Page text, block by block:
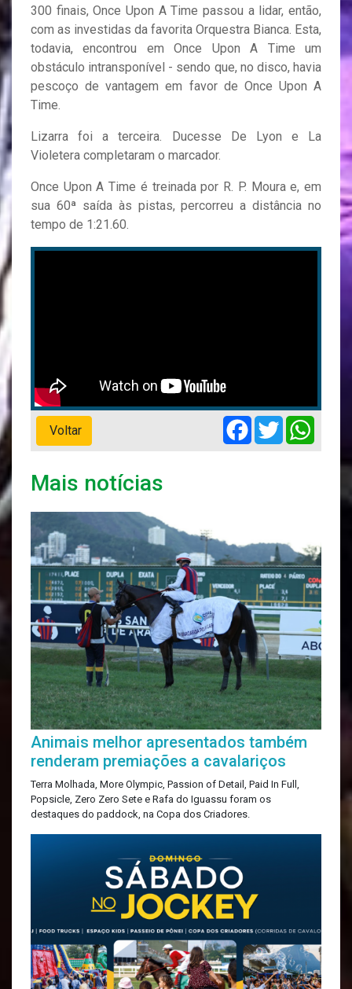
300 finais, Once Upon A Time passou a lidar, então,
com as investidas da favorita Orquestra Bianca. Esta,
todavia, encontrou em Once Upon A Time um
obstáculo intransponível - sendo que, no disco, havia
pescoço de vantagem em favor de Once Upon A
Time.
Lizarra foi a terceira. Ducesse De Lyon e La
Violetera completaram o marcador.
Once Upon A Time é treinada por R. P. Moura e, em
sua 60ª saída às pistas, percorreu a distância no
tempo de 1:21.60.
Voltar
Facebook
Twitter
Mais notícias
Animais melhor apresentados também
renderam premiações a cavalariços
Terra Molhada, More Olympic, Passion of Detail, Paid In Full,
Popsicle, Zero Zero Sete e Rafa do Iguassu foram os
destaques do paddock, na Copa dos Criadores.